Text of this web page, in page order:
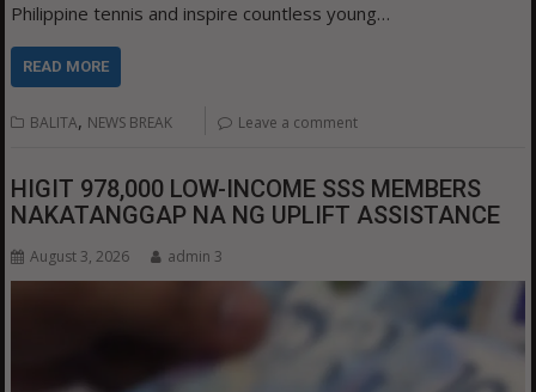
Philippine tennis and inspire countless young…
READ MORE
BALITA, NEWS BREAK Leave a comment
HIGIT 978,000 LOW-INCOME SSS MEMBERS
NAKATANGGAP NA NG UPLIFT ASSISTANCE
August 3, 2026 admin 3